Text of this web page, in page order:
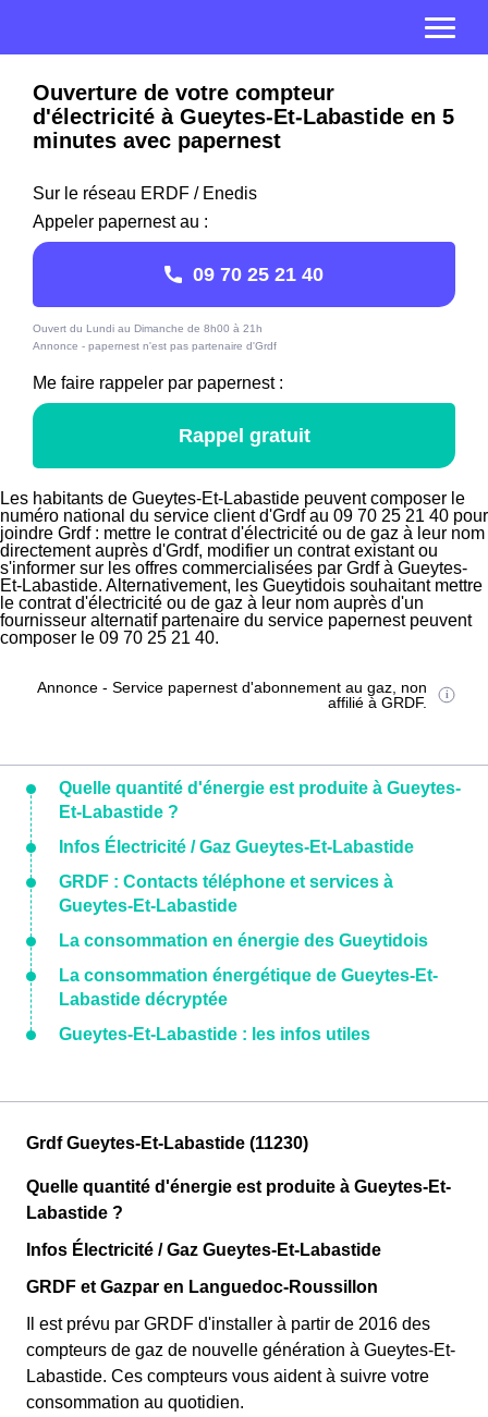
Ouverture de votre compteur
d'électricité à Gueytes-Et-Labastide en 5
minutes avec papernest
Sur le réseau ERDF / Enedis
Appeler papernest au :
09 70 25 21 40
Ouvert du Lundi au Dimanche de 8h00 à 21h
Annonce - papernest n'est pas partenaire d'Grdf
Me faire rappeler par papernest :
Rappel gratuit
Les habitants de Gueytes-Et-Labastide peuvent composer le
numéro national du service client d'Grdf au 09 70 25 21 40 pour
joindre Grdf : mettre le contrat d'électricité ou de gaz à leur nom
directement auprès d'Grdf, modifier un contrat existant ou
s'informer sur les offres commercialisées par Grdf à Gueytes-
Et-Labastide. Alternativement, les Gueytidois souhaitant mettre
le contrat d'électricité ou de gaz à leur nom auprès d'un
fournisseur alternatif partenaire du service papernest peuvent
composer le 09 70 25 21 40.
Annonce - Service papernest d'abonnement au gaz, non
affilié à GRDF.
Quelle quantité d'énergie est produite à Gueytes-
Et-Labastide ?
Infos Électricité / Gaz Gueytes-Et-Labastide
GRDF : Contacts téléphone et services à
Gueytes-Et-Labastide
La consommation en énergie des Gueytidois
La consommation énergétique de Gueytes-Et-
Labastide décryptée
Gueytes-Et-Labastide : les infos utiles
Grdf Gueytes-Et-Labastide (11230)
Quelle quantité d'énergie est produite à Gueytes-Et-
Labastide ?
Infos Électricité / Gaz Gueytes-Et-Labastide
GRDF et Gazpar en Languedoc-Roussillon
Il est prévu par GRDF d'installer à partir de 2016 des
compteurs de gaz de nouvelle génération à Gueytes-Et-
Labastide. Ces compteurs vous aident à suivre votre
consommation au quotidien.